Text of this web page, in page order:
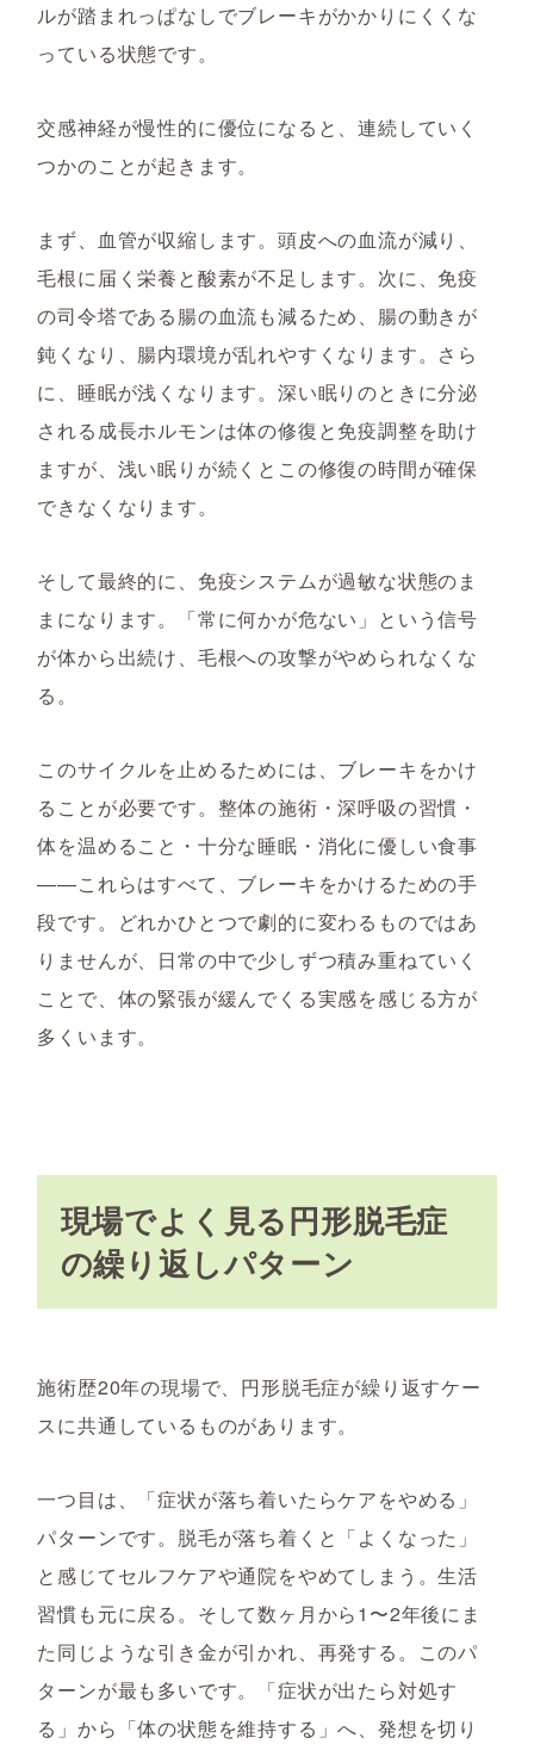
ルが踏まれっぱなしでブレーキがかかりにくくな
っている状態です。
交感神経が慢性的に優位になると、連続していく
つかのことが起きます。
まず、血管が収縮します。頭皮への血流が減り、
毛根に届く栄養と酸素が不足します。次に、免疫
の司令塔である腸の血流も減るため、腸の動きが
鈍くなり、腸内環境が乱れやすくなります。さら
に、睡眠が浅くなります。深い眠りのときに分泌
される成長ホルモンは体の修復と免疫調整を助け
ますが、浅い眠りが続くとこの修復の時間が確保
できなくなります。
そして最終的に、免疫システムが過敏な状態のま
まになります。「常に何かが危ない」という信号
が体から出続け、毛根への攻撃がやめられなくな
る。
このサイクルを止めるためには、ブレーキをかけ
ることが必要です。整体の施術・深呼吸の習慣・
体を温めること・十分な睡眠・消化に優しい食事
——これらはすべて、ブレーキをかけるための手
段です。どれかひとつで劇的に変わるものではあ
りませんが、日常の中で少しずつ積み重ねていく
ことで、体の緊張が緩んでくる実感を感じる方が
多くいます。
現場でよく見る円形脱毛症
の繰り返しパターン
施術歴20年の現場で、円形脱毛症が繰り返すケー
スに共通しているものがあります。
一つ目は、「症状が落ち着いたらケアをやめる」
パターンです。脱毛が落ち着くと「よくなった」
と感じてセルフケアや通院をやめてしまう。生活
習慣も元に戻る。そして数ヶ月から1〜2年後にま
た同じような引き金が引かれ、再発する。このパ
ターンが最も多いです。「症状が出たら対処す
る」から「体の状態を維持する」へ、発想を切り